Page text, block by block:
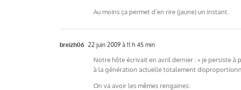
Au moins ça permet d’en rire (jaune) un instant.
breizh06 22 juin 2009 à 11 h 45 min
Notre hôte écrivait en avril dernier : « je persiste à
à la génération actuelle totalement
On va avoir les mêmes rengaines: